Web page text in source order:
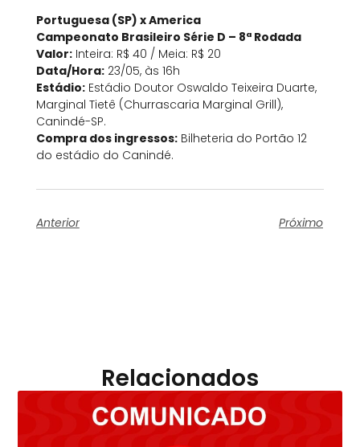
Portuguesa (SP) x America
Campeonato Brasileiro Série D – 8ª Rodada
Valor:Inteira: R$ 40 / Meia: R$ 20
Data/Hora:23/05, às 16h
Estádio:Estádio Doutor Oswaldo Teixeira Duarte,
Marginal Tietê (Churrascaria Marginal Grill),
Canindé-SP.
Compra dos ingressos:Bilheteria do Portão 12
do estádio do Canindé.
Anterior Próximo
Relacionados